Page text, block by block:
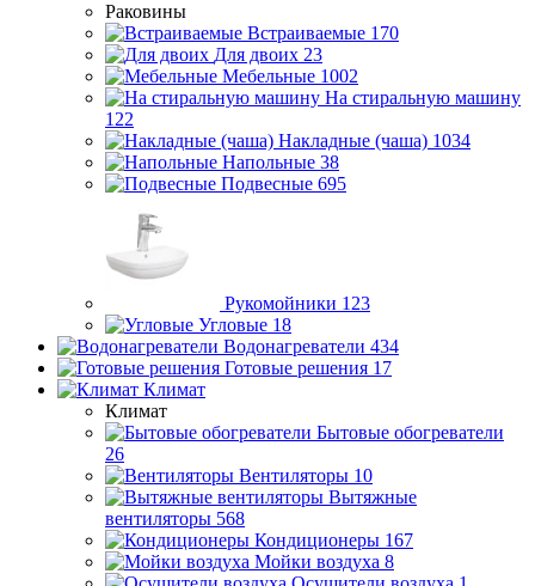
Раковины
Встраиваемые 170
Для двоих 23
Мебельные 1002
На стиральную машину
122
Накладные (чаша) 1034
Напольные 38
Подвесные 695
Рукомойники 123
Угловые 18
Водонагреватели 434
Готовые решения 17
Климат
Климат
Бытовые обогреватели
26
Вентиляторы 10
Вытяжные
вентиляторы 568
Кондиционеры 167
Мойки воздуха 8